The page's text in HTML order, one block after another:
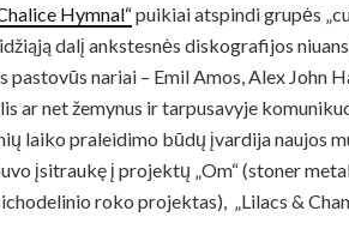
Hymnal“puikiai atspindi grupės
dalį ankstesnės diskografijos
pastovūs nariai – Emil Amos, Alex John
ar net žemynus ir tarpusavyje
laiko praleidimo būdų įvardija naujos
įsitraukę į projektų „Om“ (stoner
roko projektas)
Lilacs &